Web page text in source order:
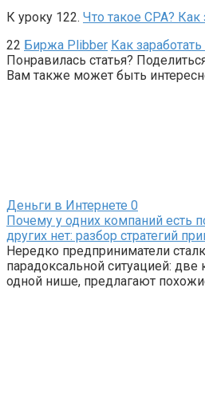
К уроку 122. Что такое CPA? Как
22 Биржа Plibber Как
Понравилась статья?
Вам также может быть
Деньги в Интернете 0
Почему у одних компаний есть
других нет: разбор стратегий
Нередко предприниматели
парадоксальной ситуацией:
одной нише, предлагают